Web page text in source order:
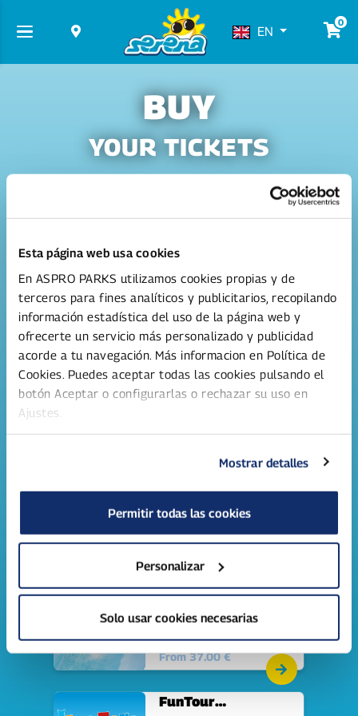
Esta página web usa cookies
En ASPRO PARKS utilizamos cookies propias y de
terceros para fines analíticos y publicitarios, recopilando
información estadística del uso de la página web y
ofrecerte un servicio más personalizado y publicidad
acorde a tu navegación. Más informacion en Política de
Cookies. Puedes aceptar todas las cookies pulsando el
botón Aceptar o configurarlas o rechazar su uso en
Ajustes.
Mostrar detalles
Permitir todas las cookies
Personalizar
Solo usar cookies necesarias
EN
0
BUY
YOUR TICKETS
2 days ticket summer
'26*
2 consecutive days at
Serena!
From 51.00 €
Family ticket 4
day ticket for a family of
From 133.60 €
persons
5 ticket pack: Water Park
Day ticket for 5 people.
Day ticket to water park
From 37.00 €
FunTour